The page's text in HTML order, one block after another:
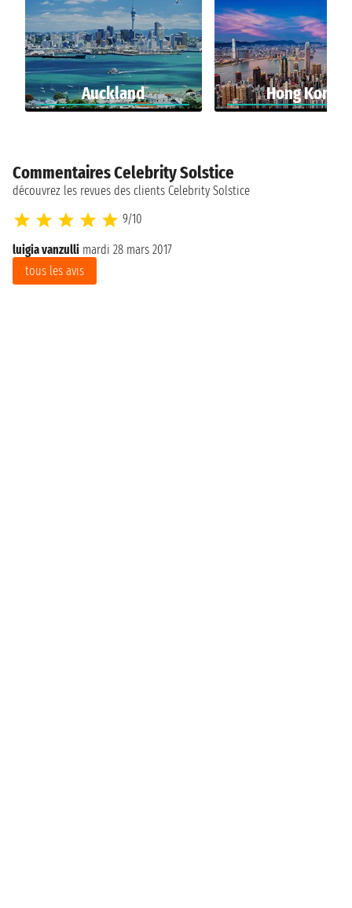
Auckland Hong Kong
Commentaires Celebrity Solstice
découvrez les revues des clients Celebrity Solstice
9/10
luigia vanzulli mardi 28 mars 2017
tous les avis